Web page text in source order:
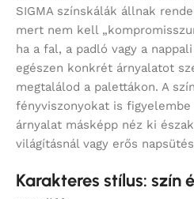
SIGMA színskálák állnak
mert nem kell
ha a fal, a padló vagy a
egészen konkrét árnyalatot
megtalálod a palettákon. A
fényviszonyokat is figyelembe
árnyalat másképp néz ki
világításnál vagy erős
Karakteres stílus: szín